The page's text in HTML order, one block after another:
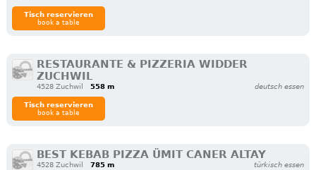
Tisch reservieren
book a table
RESTAURANTE & PIZZERIA WIDDER
ZUCHWIL
4528 Zuchwil 558 m deutsch essen
Tisch reservieren
book a table
BEST KEBAB PIZZA ÜMIT CANER ALTAY
4528 Zuchwil 785 m türkisch essen